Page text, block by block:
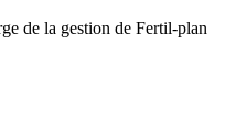
de la gestion de Fertil-plan